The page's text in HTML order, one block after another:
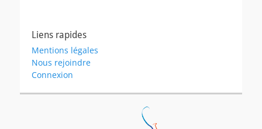
Liens rapides
Mentions légales
Nous rejoindre
Connexion